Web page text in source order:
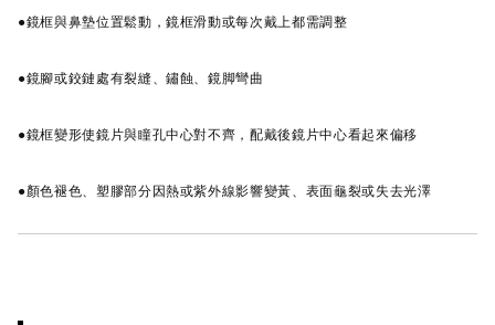
●鏡框與鼻墊位置鬆動，鏡框滑動或每次戴上都需調整
●鏡腳或鉸鏈處有裂縫、鏽蝕、鏡脚彎曲
●鏡框變形使鏡片與瞳孔中心對不齊，配戴後鏡片中心看起來偏移
●顏色褪色、塑膠部分因熱或紫外線影響變黃、表面龜裂或失去光澤